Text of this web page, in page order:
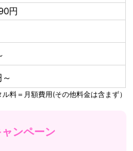
円
料＝月額費用(その他料金は含まず）
ンペーン